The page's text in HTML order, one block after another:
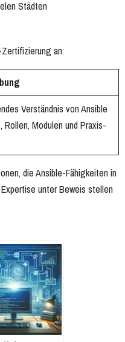
Städten
an:
Verständnis von Ansible
Rollen, Modulen und Praxis-
die Ansible-Fähigkeiten in
unter Beweis stellen